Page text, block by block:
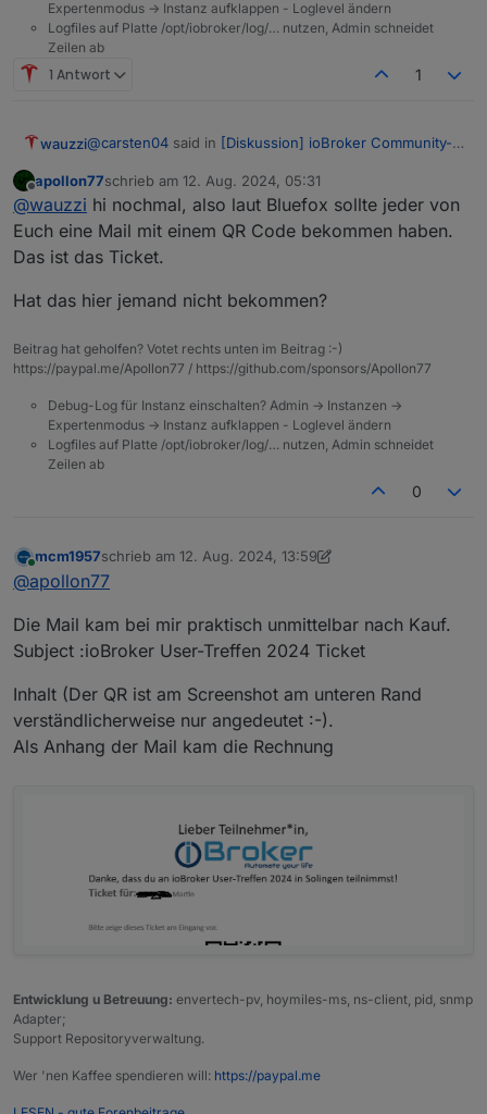
Expertenmodus -> Instanz aufklappen - Loglevel ändern
Logfiles auf Platte /opt/iobroker/log/… nutzen, Admin schneidet
Zeilen ab
1 Antwort 1
wauzzi@carsten04 said in [Diskussion] ioBroker Community-
@thomas-braunSpam war es nicht.
@
apollon77
Kannst Du mal schauen was da schief
Email mit Ticket hat wohl noch einen Umweg
Hallo Orga Team,
Ordner war auch nichts zu finden.
ist ?
Paypal Transaktionsvode: Transaktionscode
Viele Grüße,
Marco
apollon77schrieb am 12. Aug. 2024, 05:31
zuletzt editiert von
@wauzzi hi nochmal, also laut Bluefox sollte jeder von
Euch eine Mail mit einem QR Code bekommen haben.
Das ist das Ticket.
Hat das hier jemand nicht bekommen?
Beitrag hat geholfen? Votet rechts unten im Beitrag :-)
https://paypal.me/Apollon77 / https://github.com/sponsors/Apollon77
Debug-Log für Instanz einschalten? Admin -> Instanzen ->
Expertenmodus -> Instanz aufklappen - Loglevel ändern
Logfiles auf Platte /opt/iobroker/log/… nutzen, Admin schneidet
Zeilen ab
0
Online
mcm1957schrieb am 12. Aug. 2024, 13:59
zuletzt editiert von mcm19578. Dez. 2024, 16:04
@apollon77
Die Mail kam bei mir praktisch unmittelbar nach Kauf.
Subject :ioBroker User-Treffen 2024 Ticket
Inhalt (Der QR ist am Screenshot am unteren Rand
verständlicherweise nur angedeutet :-).
Als Anhang der Mail kam die Rechnung
Entwicklung u Betreuung: envertech-pv, hoymiles-ms, ns-client, pid, snmp
Adapter;
Support Repositoryverwaltung.
Wer 'nen Kaffee spendieren will: https://paypal.me